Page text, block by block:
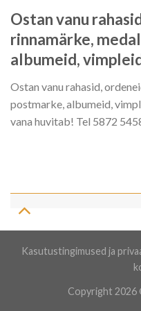
Ostan vanu
rinnamärke,
albumeid,
Ostan vanu rahasid,
postmarke, albumeid,
vana huvitab! Tel 5872
Kasutustingimused ja
Copyright 2026